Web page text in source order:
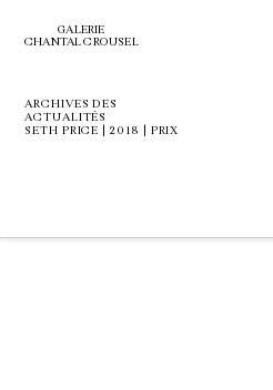
GALERIE
CHANTAL CROUSEL
ARCHIVES DES
ACTUALITÉS
SETH PRICE | 2018 | PRIX